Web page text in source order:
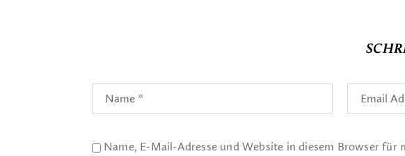
Name, E-Mail-Adresse und Website in diesem Browser für